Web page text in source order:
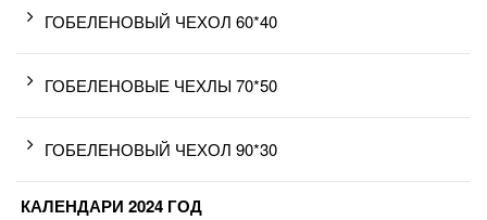
ГОБЕЛЕНОВЫЙ ЧЕХОЛ 60*40
ГОБЕЛЕНОВЫЕ ЧЕХЛЫ 70*50
ГОБЕЛЕНОВЫЙ ЧЕХОЛ 90*30
КАЛЕНДАРИ 2024 ГОД